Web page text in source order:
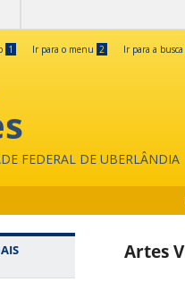
1 Ir para o menu 2 Ir para a busca
FEDERAL DE UBERLÂNDIA
Artes